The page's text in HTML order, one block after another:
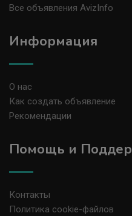
Все объявления AvizInfo
Информация
О нас
Как создать объявление
Рекомендации
Помощь и
Контакты
Политика cookie-файлов